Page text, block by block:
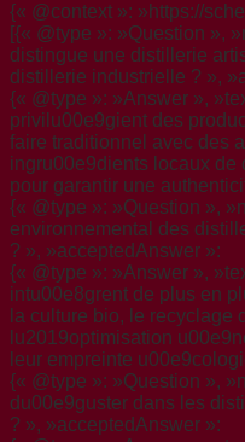
{« @context »: »https://
[{« @type »: »Question »,
distingue une distillerie
distillerie industrielle ? »,
{« @type »: »Answer »,
privilu00e9gient des
faire traditionnel avec des
ingru00e9dients locaux de
pour garantir une
{« @type »: »Question »,
environnemental des
? », »acceptedAnswer »:
{« @type »: »Answer »,
intu00e8grent de plus en
la culture bio, le recyclage
lu2019optimisation
leur empreinte
{« @type »: »Question »,
du00e9guster dans les
? », »acceptedAnswer »: